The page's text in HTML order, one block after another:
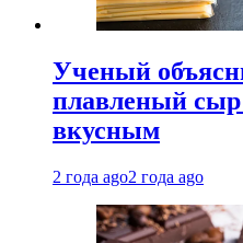
Ученый
плавленый
вкусным
2 года ago2 года ago